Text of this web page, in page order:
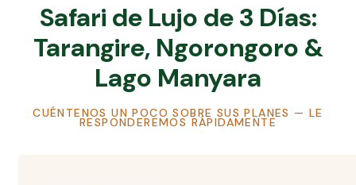
Safari de Lujo de 3 Días:
Tarangire, Ngorongoro &
Lago Manyara
CUÉNTENOS UN POCO SOBRE SUS PLANES — LE
RESPONDEREMOS RÁPIDAMENTE